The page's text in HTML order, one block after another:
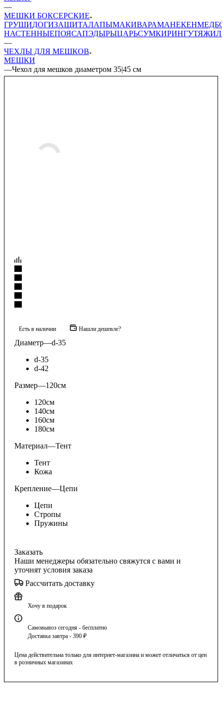
—
МЕШКИ БОКСЕРСКИЕ
ГРУШИДОГИЗАЩИТАЛАПЫМАКИВАРАМАНЕКЕН
НАСТЕННЫЕПОЯСАПЭДЫРЫЦАРЬСУМКИРИНГ
—
ЧЕХЛЫ ДЛЯ МЕШКОВ
МЕШКИ
—Чехол для мешков диаметром 35|45 см
Есть в наличии Нашли дешевле?
Диаметр—d-35
d-35
d-42
Размер—120см
120см
140см
160см
180см
Материал—Тент
Тент
Кожа
Крепление—Цепи
Цепи
Стропы
Пружины
Заказать
Наши менеджеры обязательно свяжутся с вами и
уточнят условия заказа
Рассчитать доставку
Хочу в подарок
Самовывоз сегодня - бесплатно
Доставка завтра - 390 ₽
Цена действительна только для интернет-магазина и может отличаться от цен
в розничных магазинах